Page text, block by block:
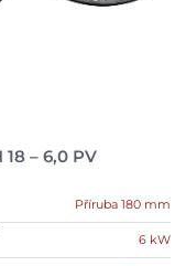
18 – 6,0 PV
Příruba 180 mm
6 kW